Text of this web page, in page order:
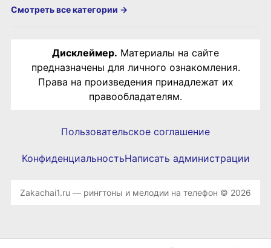
Смотреть все категории →
Дисклеймер. Материалы на сайте
предназначены для личного ознакомления.
Права на произведения принадлежат их
правообладателям.
Пользовательское соглашение
КонфиденциальностьНаписать администрации
Zakachai1.ru — рингтоны и мелодии на телефон © 2026